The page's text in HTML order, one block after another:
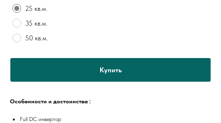
25 кв.м.
35 кв.м.
50 кв.м.
Купить
Особенности и достоинства :
Full DC инвертор